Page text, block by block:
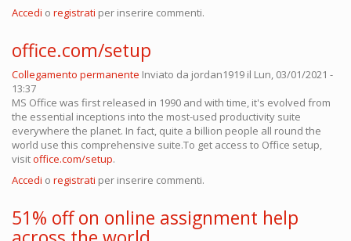
Accedi o registrati per inserire commenti.
office.com/setup
Collegamento permanente Inviato da jordan1919 il Lun, 03/01/2021 -
13:37
MS Office was first released in 1990 and with time, it's evolved from
the essential inceptions into the most-used productivity suite
everywhere the planet. In fact, quite a billion people all round the
world use this comprehensive suite.To get access to Office setup,
visitoffice.com/setup.
Accedi o registrati per inserire commenti.
51% off on online assignment help